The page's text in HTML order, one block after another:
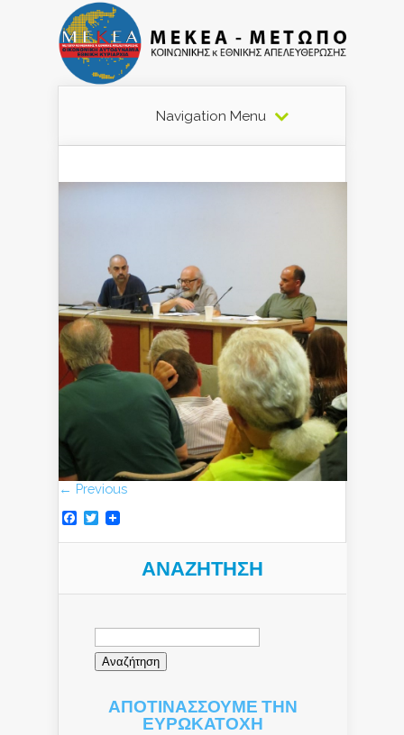
Navigation Menu
← Previous
Facebook
Twitter
ΑΝΑΖΉΤΗΣΗ
Αναζήτηση
ΑΠΟΤΙΝΑΣΣΟΥΜΕ ΤΗΝ
ΕΥΡΩΚΑΤΟΧΗ